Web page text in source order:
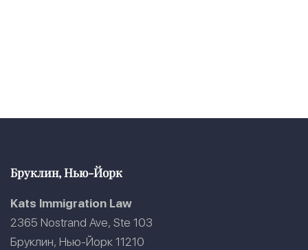
Бруклин, Нью-Йорк
Kats Immigration Law
2365 Nostrand Ave, Ste 103
Бруклин, Нью-Йорк 11210